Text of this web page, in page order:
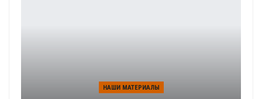
НАШИ МАТЕРИАЛЫ